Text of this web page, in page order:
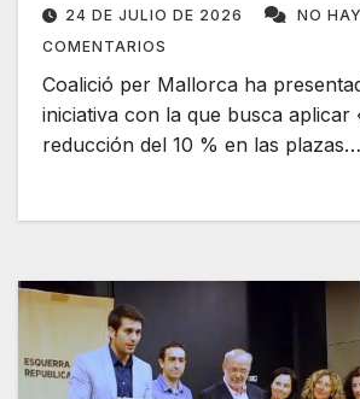
24 DE JULIO DE 2026
NO HAY
COMENTARIOS
Coalició per Mallorca ha
iniciativa con la que busca aplicar
reducción del 10 % en las plazas…